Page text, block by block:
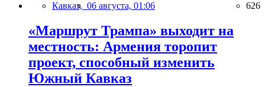
Кавказ, 06 августа, 01:06 626
«Маршрут Трампа» выходит на
местность: Армения торопит
проект, способный изменить
Южный Кавказ